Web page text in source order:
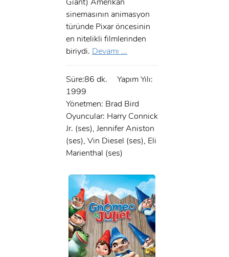
sinemasının animasyon
türünde Pixar öncesinin
en nitelikli filmlerinden
biriydi. Devamı ...
Süre:86 dk.
Yapım Yılı:
1999
Yönetmen: Brad Bird
Oyuncular: Harry Connick
Jr. (ses), Jennifer Aniston
(ses), Vin Diesel (ses), Eli
Marienthal (ses)